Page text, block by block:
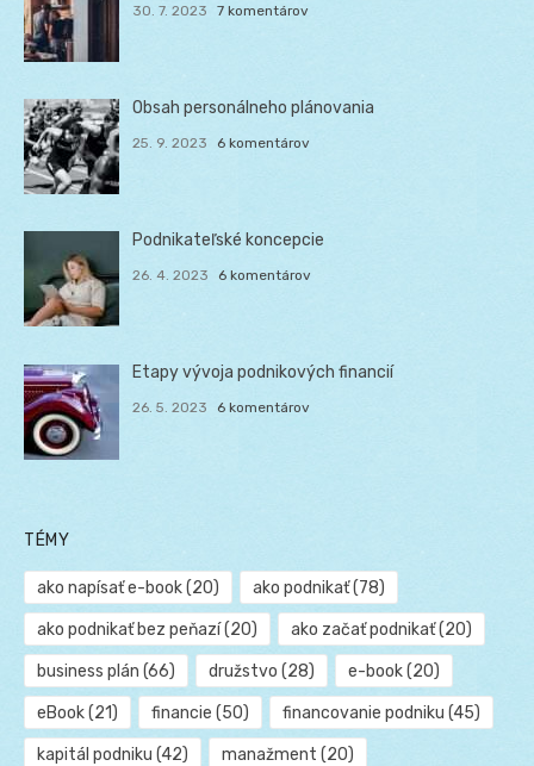
30. 7. 2023 7 komentárov
Obsah personálneho plánovania
25. 9. 2023 6 komentárov
Podnikateľské koncepcie
26. 4. 2023 6 komentárov
Etapy vývoja podnikových financií
26. 5. 2023 6 komentárov
TÉMY
ako napísať e-book(20) ako podnikať(78)
ako podnikať bez peňazí(20) ako začať podnikať(20)
business plán (66) družstvo (28) e-book(20)
eBook(21) financie (50) financovanie podniku (45)
kapitál podniku (42) manažment (20)